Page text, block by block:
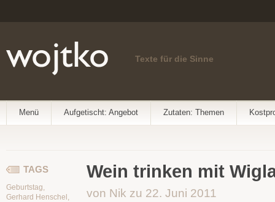
Texte für die Sinne
Menü Aufgetischt: Angebot Zutaten: Themen
TAGS
Geburtstag,
Gerhard Henschel ,
Wein trinken mit
von Nik zu 22. Juni 2011